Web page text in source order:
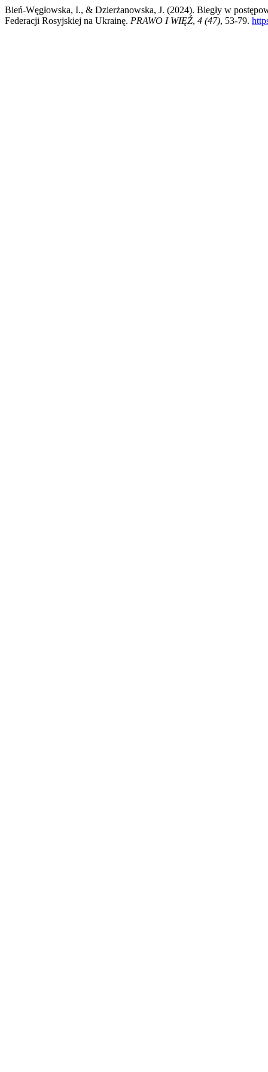
Bień-Węgłowska, I., & Dzierżanowska, J. (2024). Biegły w
Federacji Rosyjskiej na Ukrainę. PRAWO I WIĘŹ, 4 (47), 53-79.